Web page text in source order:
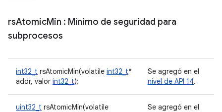
rsAtomicMin : Mínimo de seguridad para
subprocesos
int32_t rsAtomicMin(volatile int32_t*
addr, valor int32_t);
Se agregó en el
nivel de API 14.
uint32_t rsAtomicMin(volatile
Se agregó en el